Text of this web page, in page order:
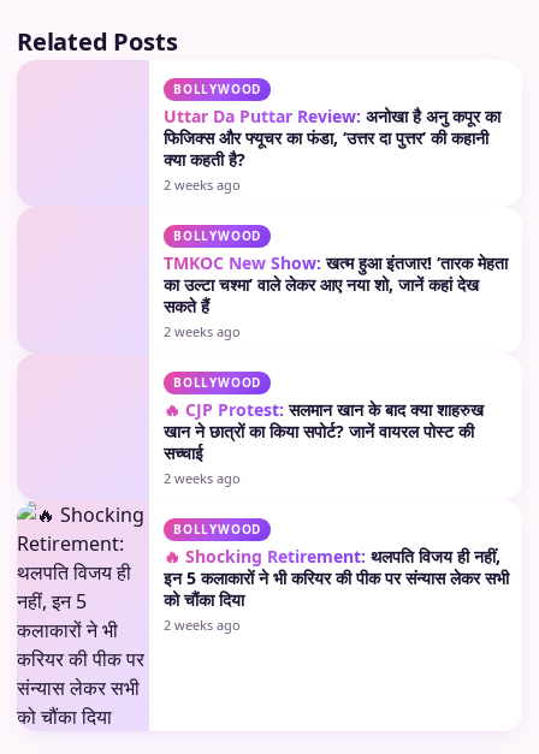
Related Posts
BOLLYWOOD
Uttar Da Puttar Review: अनोखा है अनु कपूर का
फिजिक्स और फ्यूचर का फंडा, ‘उत्तर दा पुत्तर’ की कहानी
क्या कहती है?
2 weeks ago
BOLLYWOOD
TMKOC New Show: खत्म हुआ इंतजार! ‘तारक मेहता
का उल्टा चश्मा’ वाले लेकर आए नया शो, जानें कहां देख
सकते हैं
2 weeks ago
BOLLYWOOD
🔥 CJP Protest: सलमान खान के बाद क्या शाहरुख
खान ने छात्रों का किया सपोर्ट? जानें वायरल पोस्ट की
सच्चाई
2 weeks ago
BOLLYWOOD
🔥 Shocking Retirement: थलपति विजय ही नहीं,
इन 5 कलाकारों ने भी करियर की पीक पर संन्यास लेकर सभी
को चौंका दिया
2 weeks ago